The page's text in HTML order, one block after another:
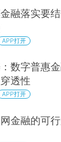
融落实要
APP打开
数字普惠
透性
APP打开
金融的可